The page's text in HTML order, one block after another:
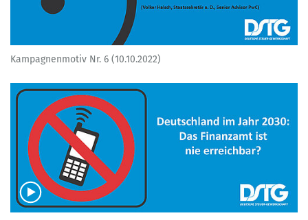
Kampagnenmotiv Nr. 6 (10.10.2022)